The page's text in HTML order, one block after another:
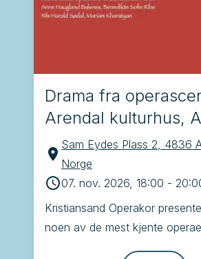
Drama fra
Arendal kulturhus,
Sam Eydes Plass 2, 4836
Norge
07. nov. 2026, 18:00 -
Kristiansand Operakor
noen av de mest kjente